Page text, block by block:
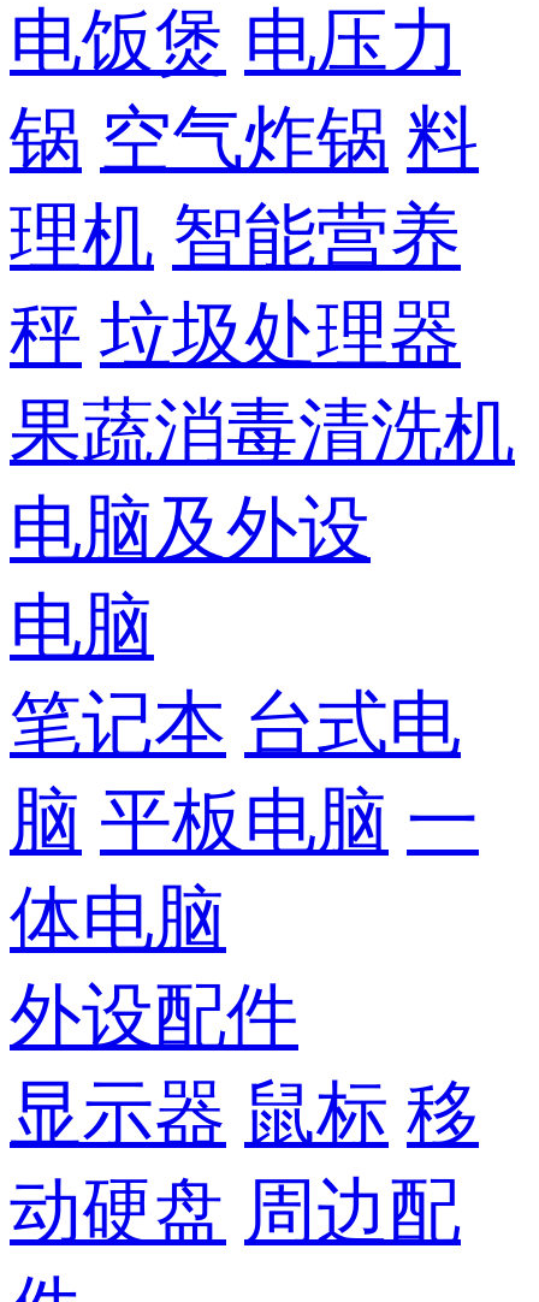
电饭煲 电压力
锅 空气炸锅 料
理机 智能营养
秤 垃圾处理器
果蔬消毒清洗机
电脑及外设
电脑
笔记本 台式电
脑 平板电脑 一
体电脑
外设配件
显示器 鼠标 移
动硬盘 周边配